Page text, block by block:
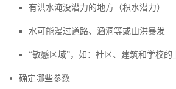
有洪水淹没潜力的地方（积水潜力）
水可能漫过道路、涵洞等或山洪暴发
“敏感区域”，如：社区、建筑和学校的
确定哪些参数